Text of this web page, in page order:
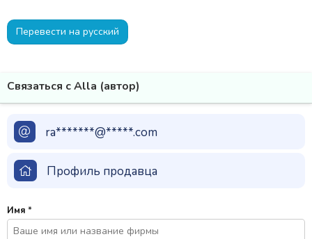
Перевести на русский
Связаться с Alla (автор)
ra*******@*****.com
Профиль продавца
Имя *